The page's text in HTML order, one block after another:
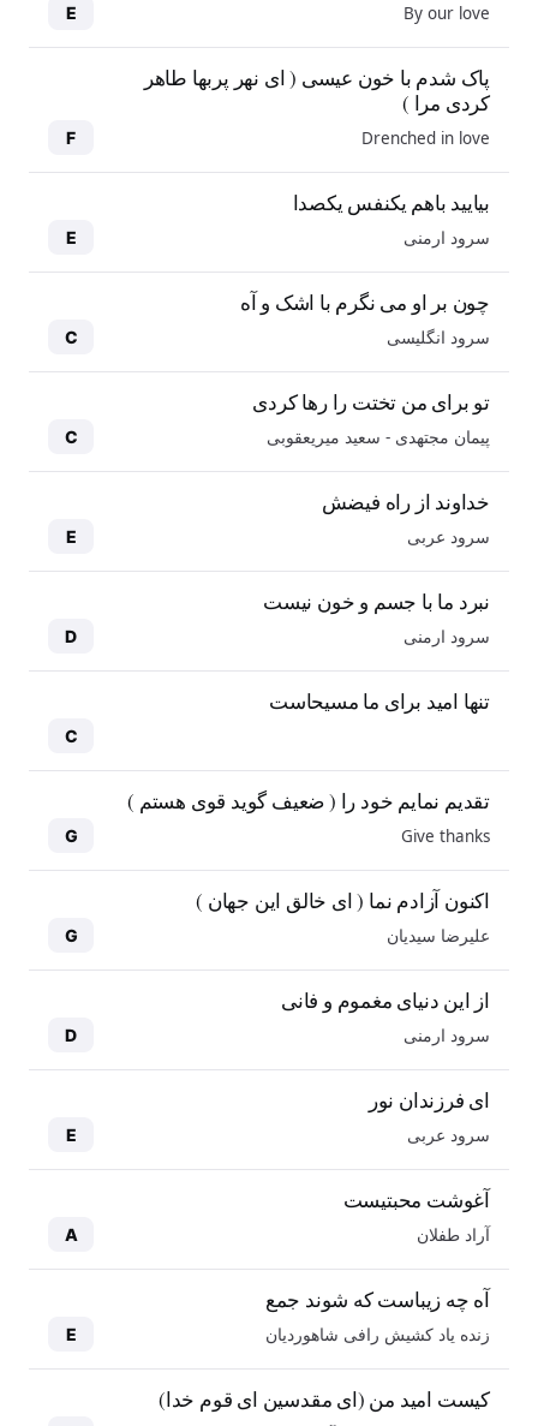
By our love
E
پاک شدم با خون عیسی ( ای نهر پربها طاهر
کردی مرا )
Drenched in love
F
بیایید باهم یکنفس یکصدا
سرود ارمنی E
چون بر او می نگرم با اشک و آه
سرود انگلیسی C
تو برای من تختت را رها کردی
پیمان مجتهدی - سعید میریعقوبی C
خداوند از راه فیضش
سرود عربی E
نبرد ما با جسم و خون نیست
سرود ارمنی D
تنها امید برای ما مسیحاست
C
تقدیم نمایم خود را ( ضعیف گوید قوی هستم )
Give thanks
G
اکنون آزادم نما ( ای خالق این جهان )
علیرضا سیدیان G
از این دنیای مغموم و فانی
سرود ارمنی D
ای فرزندان نور
سرود عربی E
آغوشت محبتیست
آراد طفلان A
آه چه زیباست که شوند جمع
زنده یاد کشیش رافی شاهوردیان E
کیست امید من (ای مقدسین ای قوم خدا)